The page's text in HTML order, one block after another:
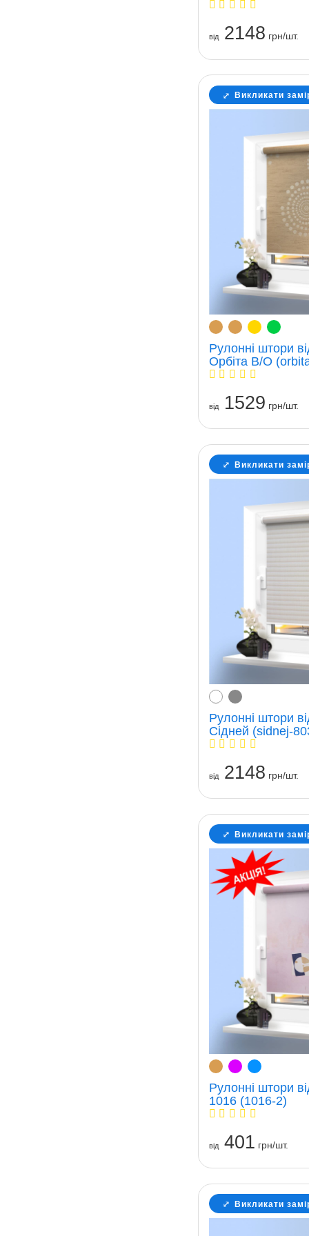
вiд2148 грн/шт.
Викликати
Рулонні штори
Орбіта В/О
вiд1529 грн/шт.
Викликати
Рулонні штори
Сідней (sidnej-
вiд2148 грн/шт.
Викликати
Рулонні штори
1016 (1016-2)
вiд401 грн/шт.
Викликати